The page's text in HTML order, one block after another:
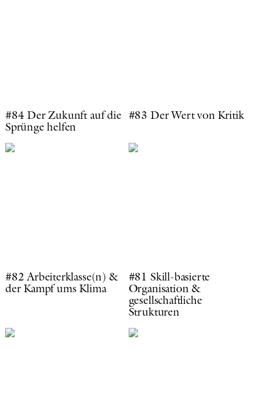
#84 Der Zukunft auf die
Sprünge helfen
#83 Der Wert von Kritik
#82 Arbeiterklasse(n) &
der Kampf ums Klima
#81 Skill-basierte
Organisation &
gesellschaftliche
Strukturen